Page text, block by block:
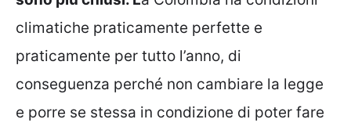
climatiche praticamente perfette e
praticamente per tutto l’anno, di
conseguenza perché non cambiare la legge
e porre se stessa in condizione di poter fare